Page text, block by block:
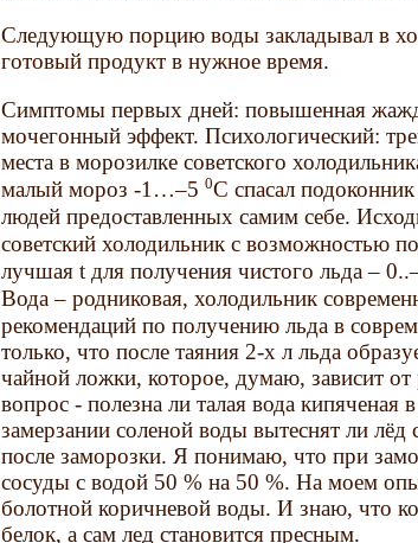
Следующую порцию воды закладывал в
готовый продукт в нужное время.
Симптомы первых дней: повышенная
мочегонный эффект. Психологический:
места в морозилке советского
малый мороз -1…–50С спасал
людей предоставленных самим себе.
советский холодильник с возможностью
лучшая t для получения чистого льда –
Вода – родниковая, холодильник
рекомендаций по получению льда в
только, что после таяния 2-х л льда
чайной ложки, которое, думаю, зависит от
вопрос - полезна ли талая вода
замерзании соленой воды вытеснят ли лёд
после заморозки. Я понимаю, что при
сосуды с водой 50 % на 50 %. На моем
болотной коричневой воды. И знаю, что
белок, а сам лед становится пресным.